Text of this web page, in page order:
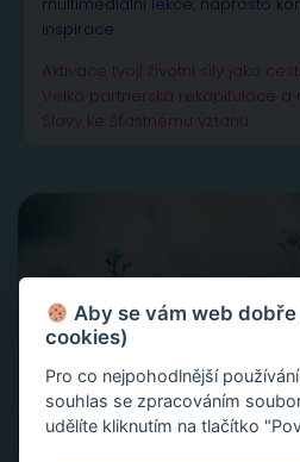
multimediální lekce, naprosto
inspirace.
Aktivace tvojí životní síly jako
Velká partnerská rekapitulace a
Slovy ke šťastnému vztahu
Aby se vám web
cookies)
Pro co nejpohodlnější
souhlas se zpracováním
udělíte kliknutím na tlačítko